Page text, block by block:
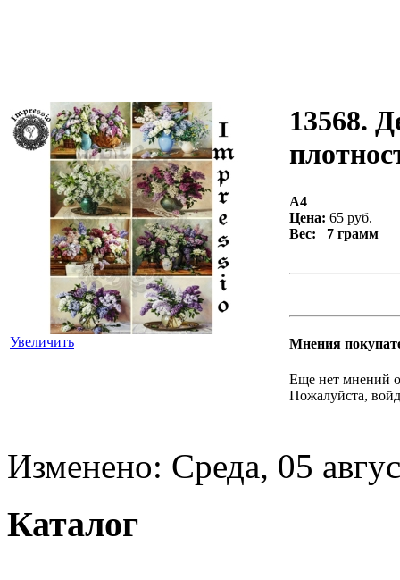
Увеличить
13568.
А4
Цена: 65 руб.
Вес: 7 грамм
Мнения
Еще нет мнений
Пожалуйста,
Изменено: Среда, 05
Каталог